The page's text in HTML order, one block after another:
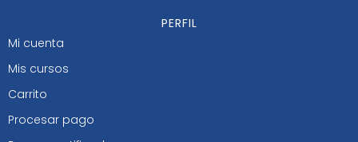
PERFIL
Mi cuenta
Mis cursos
Carrito
Procesar pago